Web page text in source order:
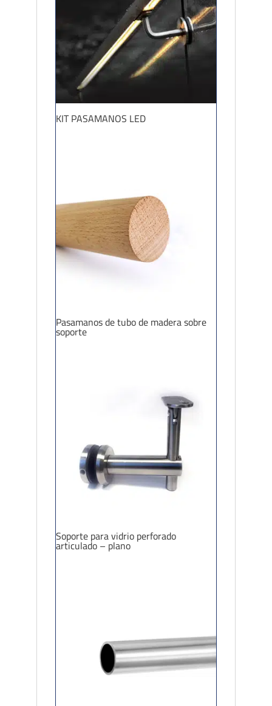
KIT PASAMANOS LED
Pasamanos de tubo de madera sobre
soporte
Soporte para vidrio perforado
articulado – plano